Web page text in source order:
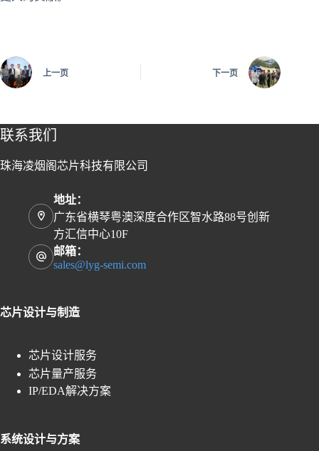
上一页 下一页
联系我们
珠海凌烟阁芯片科技有限公司
地址：
广东省横琴粤澳深度合作区智水路88号创新
方汇信中心10F
邮箱：
sales@lyg-semi.com
芯片设计与制造
芯片设计服务
芯片量产服务
IP/EDA解决方案
系统设计与方案